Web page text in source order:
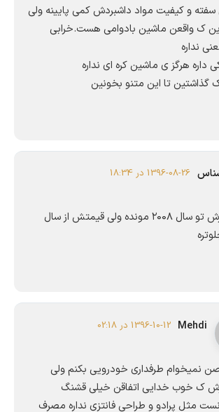
و کیفیت مواد داشبردش کمی پایینه ولی
ک واقعن ماشین بادوامی هست.خرابی
نداره
داره هرگز ی ماشین کره ای نداره
گذاشتین تا این متنو بخونین
1396-08-26 در 18:34
چون ظاهرش تو سال ۲۰۰۸ مونده ولی قیمتش از سال
Mehdi 1396-10-12 در 02:18
نمیخوام طرفداری خودرویی بکنم ولی
ک خوب خدایی اتفاقن خیلی قشنگ
مثل پرادو و طراحی فانتزی نداره مصرف